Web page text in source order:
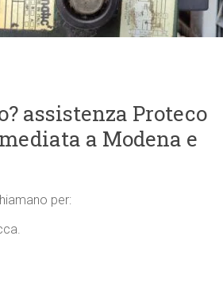
assistenza Proteco
a Modena e
per: